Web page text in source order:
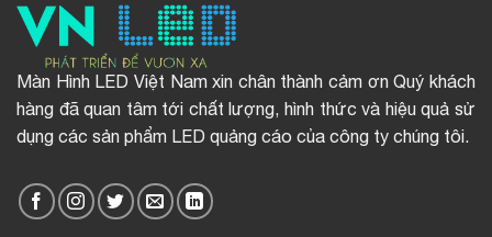
Màn Hình LED Việt Nam xin chân thành cảm ơn Quý khách
hàng đã quan tâm tới chất lượng, hình thức và hiệu quả sử
dụng các sản phẩm LED quảng cáo của công ty chúng tôi.